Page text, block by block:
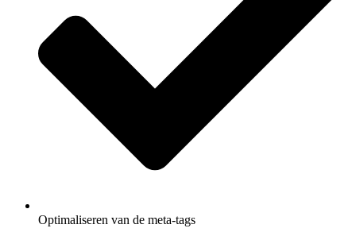
Optimaliseren van de meta-tags